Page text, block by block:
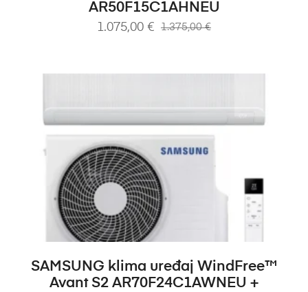
AR50F15C1AHNEU
1.375,00€
1.075,00 €
DODAJ U KOŠARICU
SAMSUNG klima uređaj WindFree™
Avant S2 AR70F24C1AWNEU +